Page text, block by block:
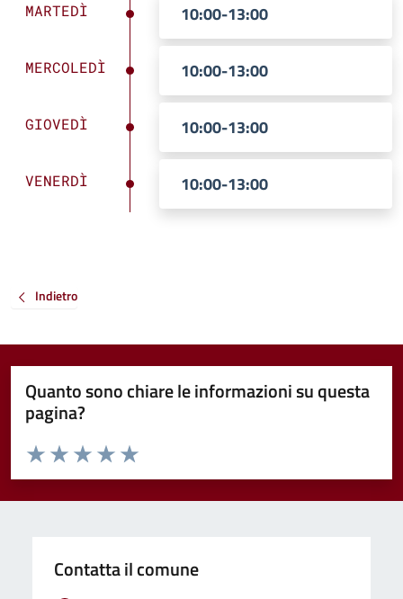
MARTEDÌ 10:00-13:00
MERCOLEDÌ 10:00-13:00
GIOVEDÌ 10:00-13:00
VENERDÌ 10:00-13:00
Indietro
Quanto sono chiare le informazioni su questa
pagina?
Valuta da 1 a 5 stelle la pagina
Valuta 5 stelle su 5
Valuta 4 stelle su 5
Valuta 3 stelle su 5
Valuta 2 stelle su 5
Valuta 1 stelle su 5
Contatta il comune